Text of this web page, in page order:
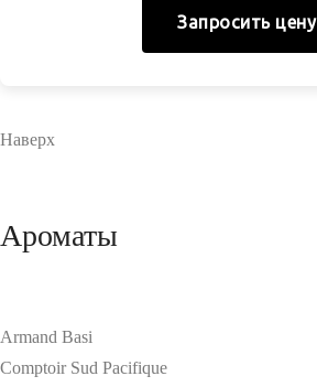
Запросить цену
Наверх
Ароматы
Armand Basi
Comptoir Sud Pacifique